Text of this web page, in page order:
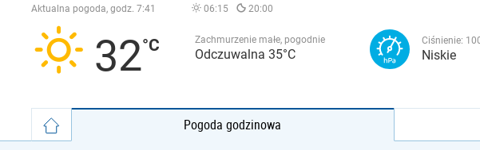
Aktualna pogoda, godz. 7:41 06:15 20:00
32 Zachmurzenie małe, pogodnie
Odczuwalna 35°C
Ciśnienie:
Niskie
Pogoda godzinowa